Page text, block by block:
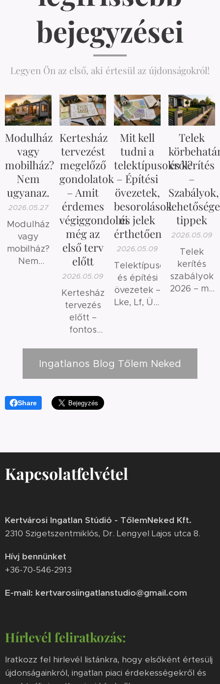
bejegyzései
Legyen Ön az első, aki értesül az újdonságokról!
Modulház
vagy
mobilház?
Nem
ugyanaz.
2026.05.27
Modulház
vagy
mobilház?
Nem
Kertesház
tervezést
megelőző
gondolatok
– Amit
érdemes
végiggondolni
még az
első terv
előtt
2026.05.09
Kertesház
tervezés
előtt –
fontos
hibák
Mit kell
tudni a
telektípusokról?
– Építési
övezetek,
besorolások
és jelek
érthetően
2026.05.09
Telektípusok
és építési
övezetek –
Lke, Lf, Üh,
Telek
és kerítés
–
Szabályok,
tippek
2026.05.09
Telek
kerítés
szabályok
2026 – mit
Ingatlanos Blog Tőlem Neked
Share
Kapcsolatfelvétel
Kertvárosi Ingatlan Stúdió - TőlemNeked Kft.
2310 Szigetszentmiklós, Dr. Lengyel Lajos utca 8.
Hívj bennünket
+36-70-546-2913
E-mail: kertvarosiingatlanstudio@gmail.com
Hírlevél feliratkozás:
Iratkozz fel hirlevél listánkra, hogy elsőként értesülj
újdonságainkról, ingatlan piaci érdekességekről és